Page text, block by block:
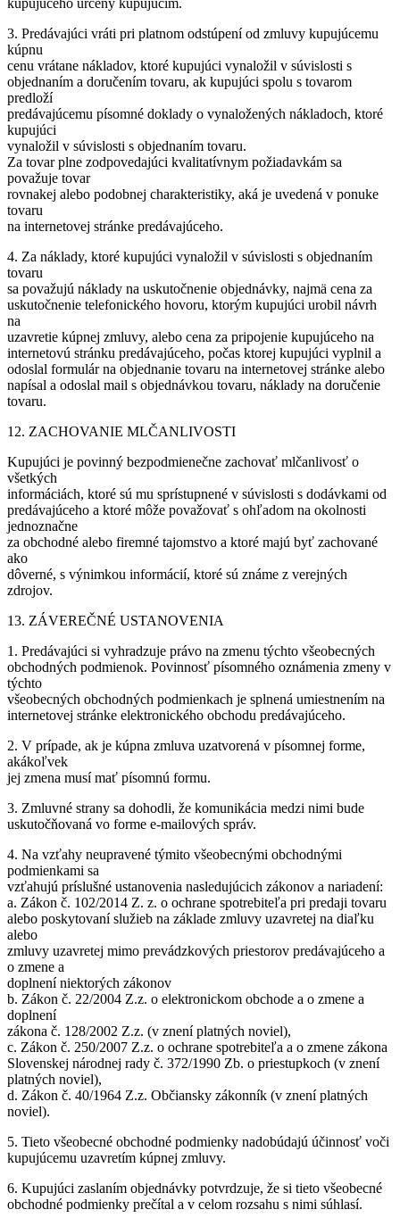
kupujúceho určený kupujúcim.
3. Predávajúci vráti pri platnom odstúpení od zmluvy kupujúcemu
kúpnu
cenu vrátane nákladov, ktoré kupujúci vynaložil v súvislosti s
objednaním a doručením tovaru, ak kupujúci spolu s tovarom
predloží
predávajúcemu písomné doklady o vynaložených nákladoch, ktoré
kupujúci
vynaložil v súvislosti s objednaním tovaru.
Za tovar plne zodpovedajúci kvalitatívnym požiadavkám sa
považuje tovar
rovnakej alebo podobnej charakteristiky, aká je uvedená v ponuke
tovaru
na internetovej stránke predávajúceho.
4. Za náklady, ktoré kupujúci vynaložil v súvislosti s objednaním
tovaru
sa považujú náklady na uskutočnenie objednávky, najmä cena za
uskutočnenie telefonického hovoru, ktorým kupujúci urobil návrh
na
uzavretie kúpnej zmluvy, alebo cena za pripojenie kupujúceho na
internetovú stránku predávajúceho, počas ktorej kupujúci vyplnil a
odoslal formulár na objednanie tovaru na internetovej stránke alebo
napísal a odoslal mail s objednávkou tovaru, náklady na doručenie
tovaru.
12. ZACHOVANIE MLČANLIVOSTI
Kupujúci je povinný bezpodmienečne zachovať mlčanlivosť o
všetkých
informáciách, ktoré sú mu sprístupnené v súvislosti s dodávkami od
predávajúceho a ktoré môže považovať s ohľadom na okolnosti
jednoznačne
za obchodné alebo firemné tajomstvo a ktoré majú byť zachované
ako
dôverné, s výnimkou informácií, ktoré sú známe z verejných
zdrojov.
13. ZÁVEREČNÉ USTANOVENIA
1. Predávajúci si vyhradzuje právo na zmenu týchto všeobecných
obchodných podmienok. Povinnosť písomného oznámenia zmeny v
týchto
všeobecných obchodných podmienkach je splnená umiestnením na
internetovej stránke elektronického obchodu predávajúceho.
2. V prípade, ak je kúpna zmluva uzatvorená v písomnej forme,
akákoľvek
jej zmena musí mať písomnú formu.
3. Zmluvné strany sa dohodli, že komunikácia medzi nimi bude
uskutočňovaná vo forme e‐mailových správ.
4. Na vzťahy neupravené týmito všeobecnými obchodnými
podmienkami sa
vzťahujú príslušné ustanovenia nasledujúcich zákonov a nariadení:
a. Zákon č. 102/2014 Z. z. o ochrane spotrebiteľa pri predaji tovaru
alebo poskytovaní služieb na základe zmluvy uzavretej na diaľku
alebo
zmluvy uzavretej mimo prevádzkových priestorov predávajúceho a
o zmene a
doplnení niektorých zákonov
b. Zákon č. 22/2004 Z.z. o elektronickom obchode a o zmene a
doplnení
zákona č. 128/2002 Z.z. (v znení platných noviel),
c. Zákon č. 250/2007 Z.z. o ochrane spotrebiteľa a o zmene zákona
Slovenskej národnej rady č. 372/1990 Zb. o priestupkoch (v znení
platných noviel),
d. Zákon č. 40/1964 Z.z. Občiansky zákonník (v znení platných
noviel).
5. Tieto všeobecné obchodné podmienky nadobúdajú účinnosť voči
kupujúcemu uzavretím kúpnej zmluvy.
6. Kupujúci zaslaním objednávky potvrdzuje, že si tieto všeobecné
obchodné podmienky prečítal a v celom rozsahu s nimi súhlasí.